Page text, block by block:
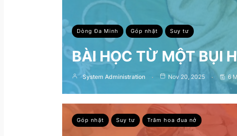
Dòng Đa Minh Góp nhặt Suy tư
BÀI HỌC TỪ MỘT BỤI
System Administration Nov 20, 2025 6
Góp nhặt Suy tư Trăm hoa đua nở